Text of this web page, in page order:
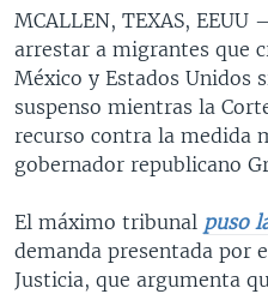
ENTRETENIMIENTO
MCALLEN, TEXAS, EEUU
arrestar a migrantes que
México y Estados Unidos
suspenso mientras la
recurso contra la medida
gobernador republicano
El máximo tribunal puso
demanda presentada por
Justicia, que argumenta